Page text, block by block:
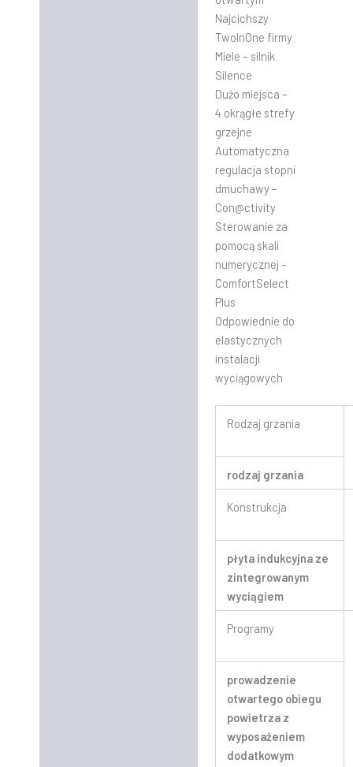
Najcichszy
TwoInOne firmy
Miele – silnik
Silence
Dużo miejsca –
4 okrągłe strefy
grzejne
Automatyczna
regulacja stopni
dmuchawy –
Con@ctivity
Sterowanie za
pomocą skali
numerycznej –
ComfortSelect
Plus
Odpowiednie do
elastycznych
instalacji
wyciągowych
Rodzaj grzania
rodzaj grzania
Konstrukcja
płyta indukcyjna ze
zintegrowanym
wyciągiem
Programy
prowadzenie
otwartego obiegu
powietrza z
wyposażeniem
dodatkowym